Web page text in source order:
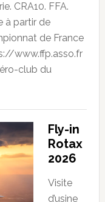
CRA10. FFA.
à partir de
de France
www.ffp.asso.fr
club du
Fly-in
Rotax
2026
Visite
d’usine